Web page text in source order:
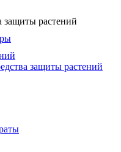
защиты растений
защиты растений